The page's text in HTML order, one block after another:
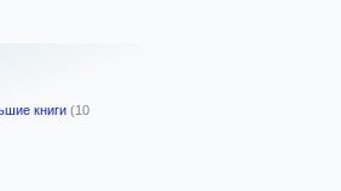
книги (10